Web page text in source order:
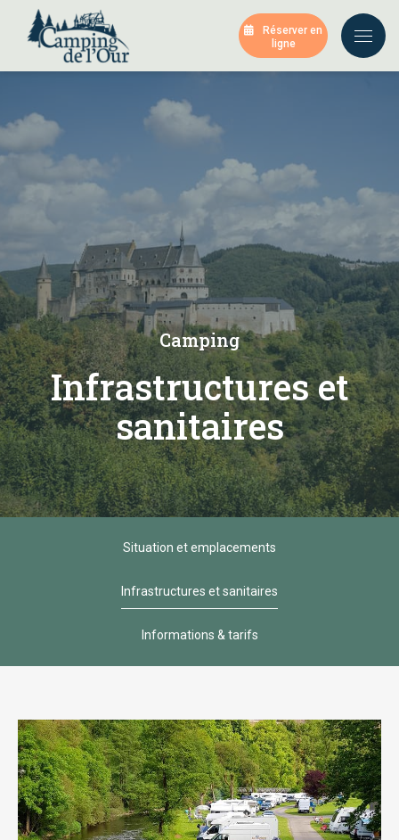
Réserver en
ligne
Camping
Infrastructures et
sanitaires
Situation et emplacements
Infrastructures et sanitaires
Informations & tarifs